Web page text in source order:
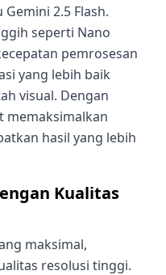
2.5 Flash.
seperti Nano
pemrosesan
yang lebih baik
visual. Dengan
memaksimalkan
hasil yang lebih
Kualitas
maksimal,
resolusi tinggi.